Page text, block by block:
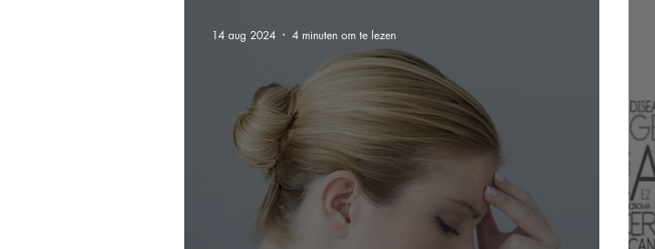
14 aug 2024 4 minuten om te lezen